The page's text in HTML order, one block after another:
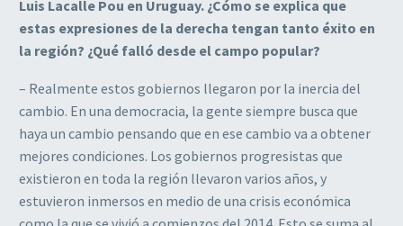
Luis Lacalle Pou en Uruguay. ¿Cómo se explica que
estas expresiones de la derecha tengan tanto éxito en
la región? ¿Qué falló desde el campo popular?
– Realmente estos gobiernos llegaron por la inercia del
cambio. En una democracia, la gente siempre busca que
haya un cambio pensando que en ese cambio va a obtener
mejores condiciones. Los gobiernos progresistas que
existieron en toda la región llevaron varios años, y
estuvieron inmersos en medio de una crisis económica